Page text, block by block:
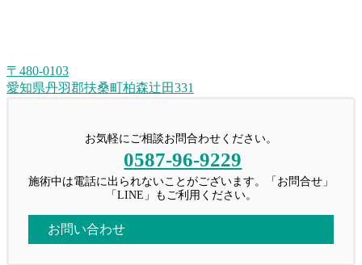
〒480-0103
愛知県丹羽郡扶桑町柏森辻田331
お気軽にご相談お問合わせください。
0587-96-9229
施術中は電話に出られないことがございます。「お問合せ」
「LINE」もご利用ください。
お問い合わせ